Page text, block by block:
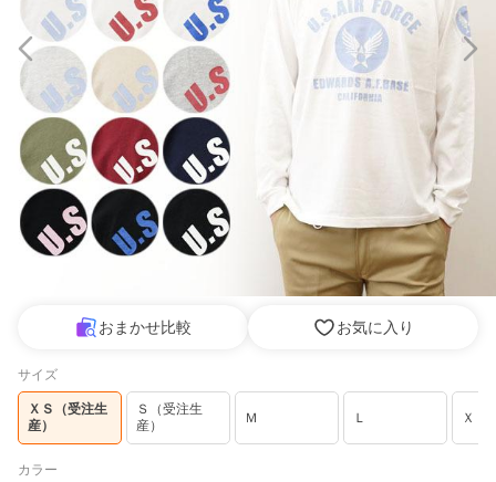
おまかせ比較 お気に入り
サイズ
ＸＳ（受注生
産）
Ｓ（受注生
産）
Ｍ Ｌ ＸＬ
カラー